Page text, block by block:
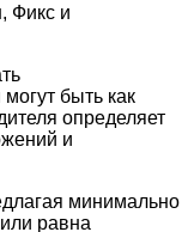
Фикс и
быть как
определяет
и
минимально
равна